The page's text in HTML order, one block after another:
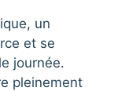
un
et se
journée.
pleinement